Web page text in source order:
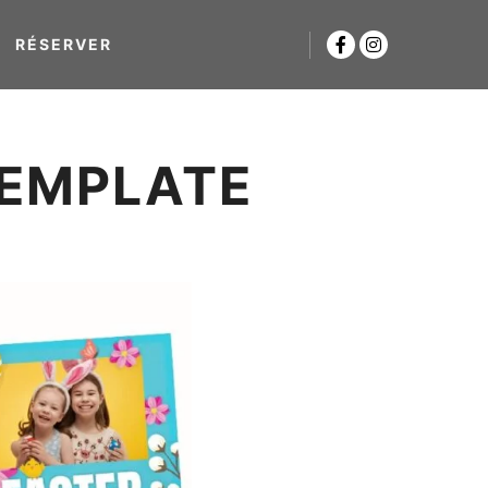
RÉSERVER